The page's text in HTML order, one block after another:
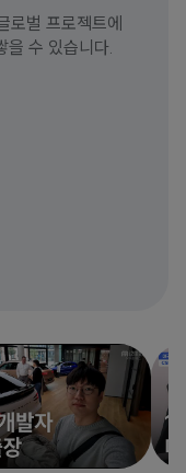
로벌 프로젝트에
을 수 있습니다.